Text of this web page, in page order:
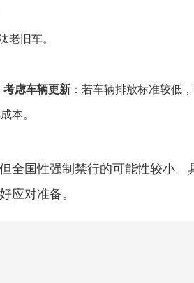
老旧车。
考虑车辆更新 ：若车辆排放标准较低
本。
但全国性强制禁行的可能性较小
应对准备。